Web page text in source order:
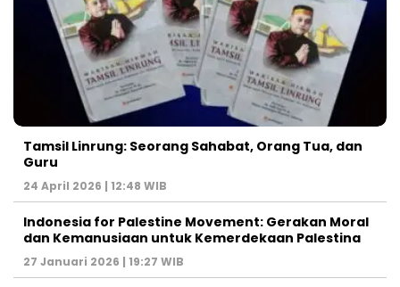
Tamsil Linrung: Seorang Sahabat, Orang Tua, dan
Guru
24 April 2026 | 12:48 WIB
Indonesia for Palestine Movement: Gerakan Moral
dan Kemanusiaan untuk Kemerdekaan Palestina
27 Januari 2026 | 19:27 WIB